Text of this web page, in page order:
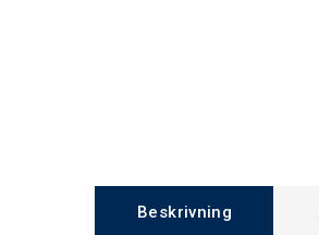
Beskrivning